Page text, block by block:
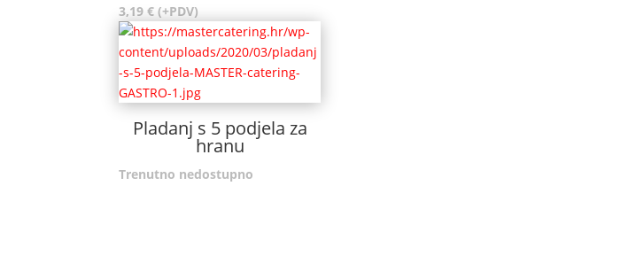
3,19€ (+PDV)
Pladanj s 5 podjela za
hranu
Trenutno nedostupno